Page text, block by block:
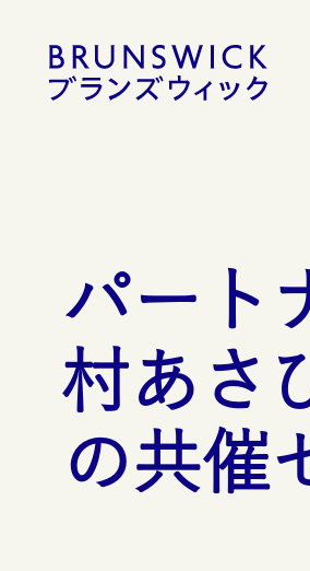
パート
村あさ
の共催